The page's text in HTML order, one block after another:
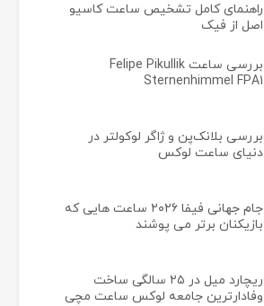
راهنمای کامل تشخیص ساعت کاسیو
اصل از فیک
بررسی ساعت Felipe Pikullik
Sternenhimmel FPA1
بررسی بلانک‌پن و ژاگر لوکولتر در
دنیای ساعت لوکس
جام جهانی فیفا ۲۰۲۶ ساعت هایی که
بازیکنان برتر می پوشند
ریچارد میل در ۲۵ سالگی ساخت
وفادارترین جامعه لوکس ساعت مچی